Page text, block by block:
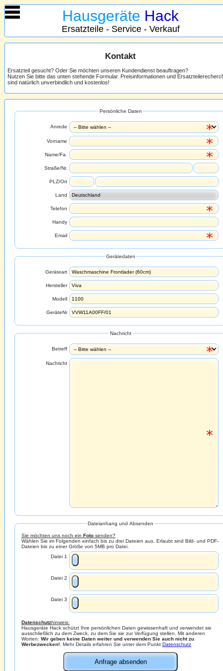
Hausgeräte Hack
Ersatzteile - Service - Verkauf
Kontakt
Ersatzteil gesucht? Oder Sie möchten unseren Kundendienst beauftragen?
Nutzen Sie bitte das unten stehende Formular. Preisinformationen und
sind natürlich unverbindlich und kostenlos!
Persönliche Daten
Anrede
Vorname
Name/Fa.
Straße/Nr.
PLZ/Ort
Land
Telefon
Handy
Email
Gerätedaten
Geräteart
Hersteller
Modell
GeräteNr
Nachricht
Betreff
Nachricht
Dateianhang und Absenden
Sie möchten uns noch ein Foto senden?
Wählen Sie im Folgenden einfach bis zu drei Dateien aus. Erlaubt sind Bild- und PDF-
Dateien bis zu einer Größe von 5MB pro Datei.
Datei 1
Datei 2
Datei 3
Datenschutzhinweis:
Hausgeräte Hack schützt Ihre persönlichen Daten gewissenhaft und verwendet sie
ausschließlich zu dem Zweck, zu dem Sie sie zur Verfügung stellen. Mit anderen
Worten: Wir geben keine Daten weiter und verwenden Sie auch nicht zu
Werbezwecken!. Mehr Details erfahren Sie unter dem Punkt Datenschutz